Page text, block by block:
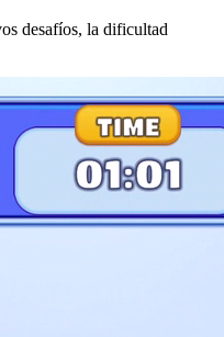
desafíos, la dificultad